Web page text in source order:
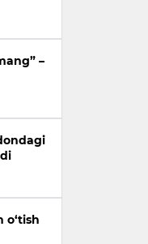
–
o‘tish